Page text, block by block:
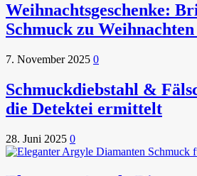
Weihnachtsgeschenke:
Schmuck zu
7. November 2025 0
Schmuckdiebstahl &
die Detektei ermittelt
28. Juni 2025 0